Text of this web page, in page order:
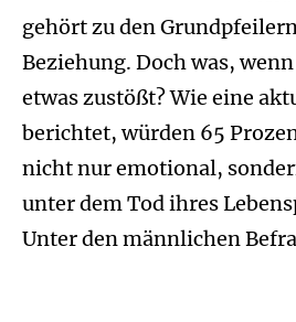
gehört zu den
Beziehung. Doch was,
etwas zustößt? Wie eine
berichtet, würden 65
nicht nur emotional,
unter dem Tod ihres
Unter den männlichen